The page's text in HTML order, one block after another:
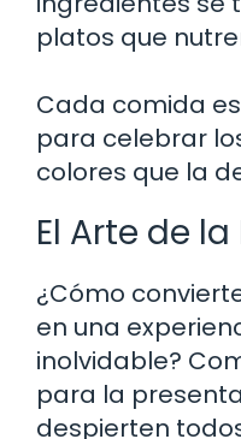
platos que
Cada comida
para celebrar
colores que la
El Arte de
¿Cómo
en una
inolvidable?
para la
despierten